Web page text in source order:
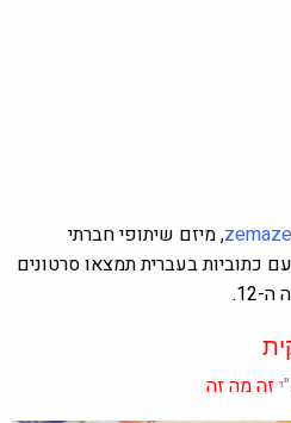
, מיזם שיתופי חברתי
בעברית תמצאו סרטונים
זה מה זה